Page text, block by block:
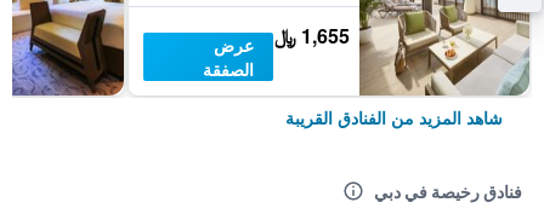
1,655 ﷼
عرض
الصفقة
شاهد المزيد من الفنادق القريبة
فنادق رخيصة في دبي